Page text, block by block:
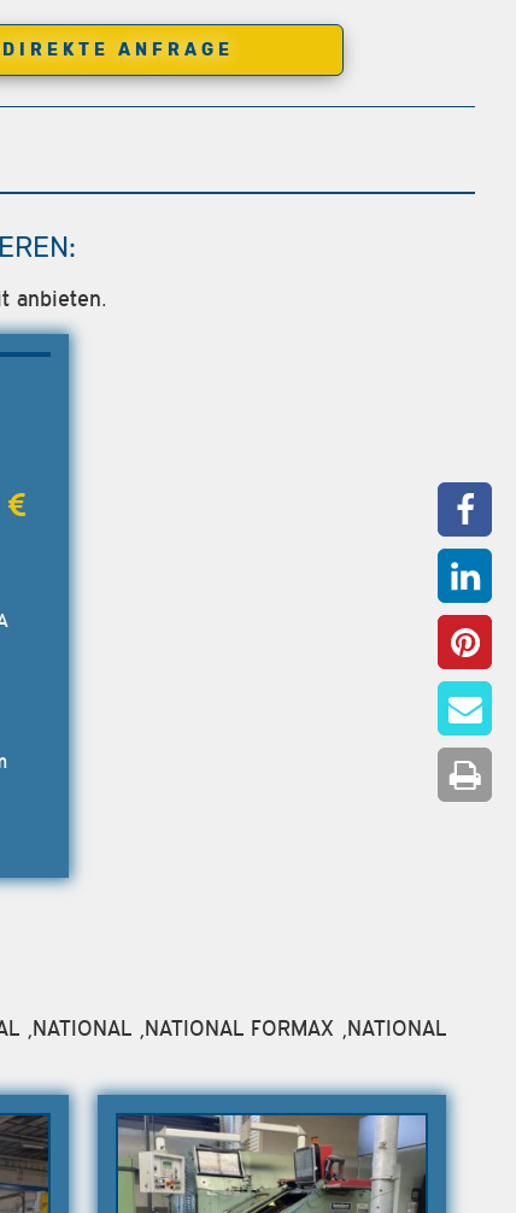
DIREKTE ANFRAGE
anbieten.
,NATIONAL FORMAX ,NATIONAL